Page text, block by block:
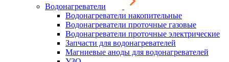
Водонагреватели
Водонагреватели накопительные
Водонагреватели проточные газовые
Водонагреватели проточные электрические
Запчасти для водонагревателей
Магниевые аноды для водонагревателей